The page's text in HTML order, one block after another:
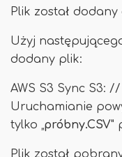
Plik został
Użyj
dodany plik:
AWS S3 Sync S3:
Uruchamianie
tylko „próbny.CSV"
Plik został